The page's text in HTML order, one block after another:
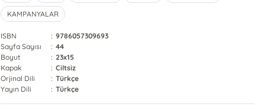
KAMPANYALAR
ISBN : 9786057309693
Sayfa Sayısı
: 44
Boyut
: 23x15
Kapak
: Ciltsiz
Orjinal Dili
: Türkçe
Yayın Dili
: Türkçe